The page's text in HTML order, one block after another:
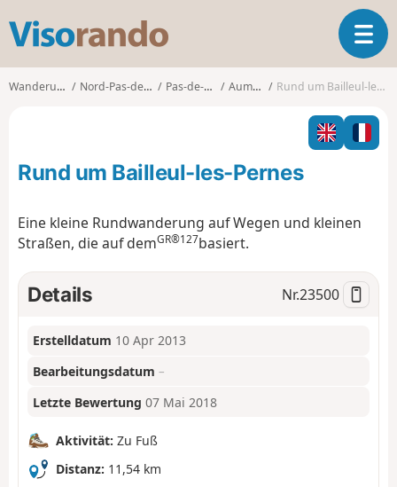
s
o
o
T
o
g
l
n
i
o
Wanderungen Nord-Pas-de-Calais Pas-de-Calais Aumerval Rund um Bailleul-les-Pernes
Rund um Bailleul-les-Pernes
Eine kleine Rundwanderung auf Wegen und kleinen
Straßen, die auf demGR®127basiert.
Details Nr.23500
Erstelldatum 10 Apr 2013
Bearbeitungsdatum –
Letzte Bewertung 07 Mai 2018
Aktivität: Zu Fuß
Distanz: 11,54 km